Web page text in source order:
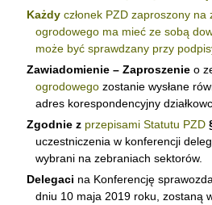
Każdyczłonek PZD zaproszony
ogrodowego ma mieć ze sobą
może być sprawdzany przy
Zawiadomienie – Zaproszenie o
ogrodowego zostanie wysłane
adres korespondencyjny
Zgodnie z przepisami Statutu PZD
uczestniczenia w konferencji
wybrani na zebraniach sektorów.
Delegaci na Konferencję
dniu 10 maja 2019 roku, zostaną